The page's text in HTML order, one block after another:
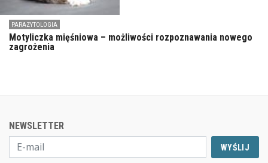
PARAZYTOLOGIA
Motyliczka mięśniowa – możliwości rozpoznawania nowego
zagrożenia
NEWSLETTER
WYŚLIJ